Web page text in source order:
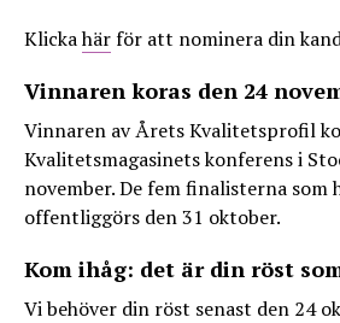
Klickahärför att nominera din
Vinnaren koras den 24
Vinnaren av Årets Kvalitetsprofil
Kvalitetsmagasinets konferens i
november. De fem finalisterna
offentliggörs den 31 oktober.
Kom ihåg: det är din röst
Vi behöver din röst senast den 24